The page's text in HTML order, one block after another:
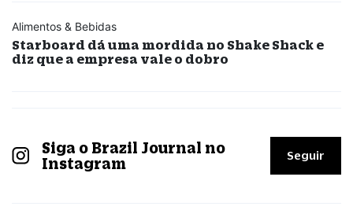
Alimentos & Bebidas
Starboard dá uma mordida no Shake Shack e
diz que a empresa vale o dobro
Siga o Brazil Journal no
Instagram
Seguir